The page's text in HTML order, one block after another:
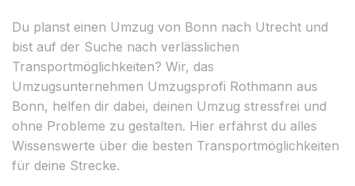
Du planst einen Umzug von Bonn nach Utrecht und
bist auf der Suche nach verlässlichen
Transportmöglichkeiten? Wir, das
Umzugsunternehmen Umzugsprofi Rothmann aus
Bonn, helfen dir dabei, deinen Umzug stressfrei und
ohne Probleme zu gestalten. Hier erfährst du alles
Wissenswerte über die besten Transportmöglichkeiten
für deine Strecke.